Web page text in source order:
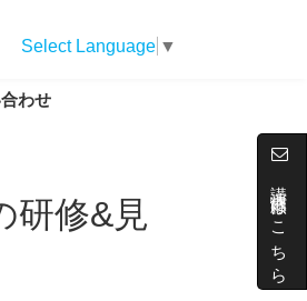
講演依頼はこちら
Select Language ▼
わせ
研修&見